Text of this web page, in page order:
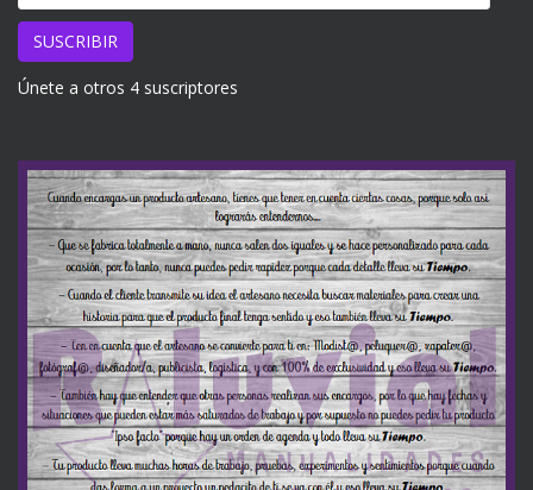
de
email
SUSCRIBIR
Únete a otros 4 suscriptores